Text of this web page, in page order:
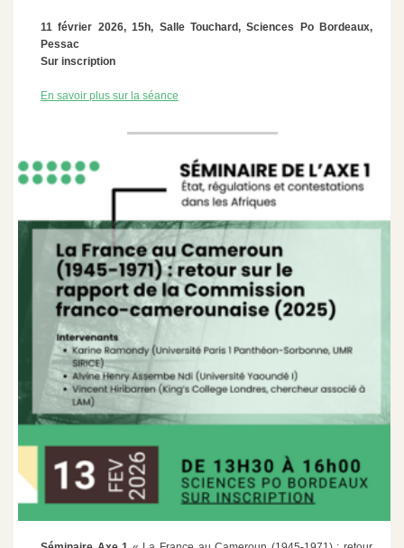
11 février 2026, 15h, Salle Touchard, Sciences Po Bordeaux,
Pessac
Sur inscription
En savoir plus sur la séance